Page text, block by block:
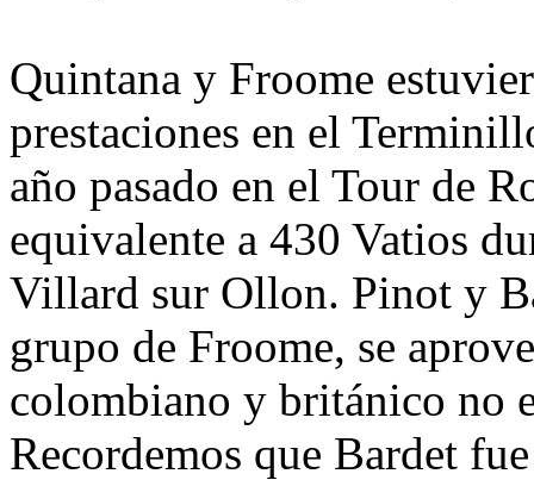
Quintana y Froome
prestaciones en el
año pasado en el Tour de
equivalente a 430 Vatios
Villard sur Ollon. Pinot y
grupo de Froome, se
colombiano y británico no
Recordemos que Bardet